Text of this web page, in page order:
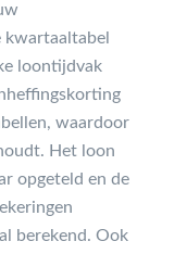
kwartaaltabel
loontijdvak
waardoor
Het loon
opgeteld en de
berekend. Ook